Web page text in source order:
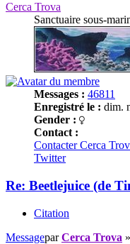
Cerca Trova
Sanctuaire sous-
Messages : 46811
Enregistré le : dim.
Gender :
Contact :
Contacter Cerca
Twitter
Re: Beetlejuice (de
Citation
MessageparCerca Trova »